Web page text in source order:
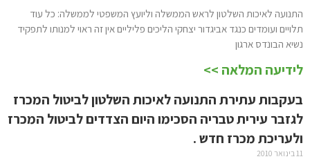
התנועה לאיכות השלטון לראש הממשלה וליועץ המשפטי לממשלה: כל עוד
תלויים ועומדים כנגד אביגדור יצחקי הליכים פליליים אין זה ראוי למנותו לתפקיד
נשיא הבונדס ארגון
לידיעה המלאה >>
בעקבות עתירת התנועה לאיכות השלטון לביטול המכרז
לגזבר עירית טבריה הסכימו היום הצדדים לביטול המכרז
ולעריכת מכרז חדש .
11 בינואר 2010